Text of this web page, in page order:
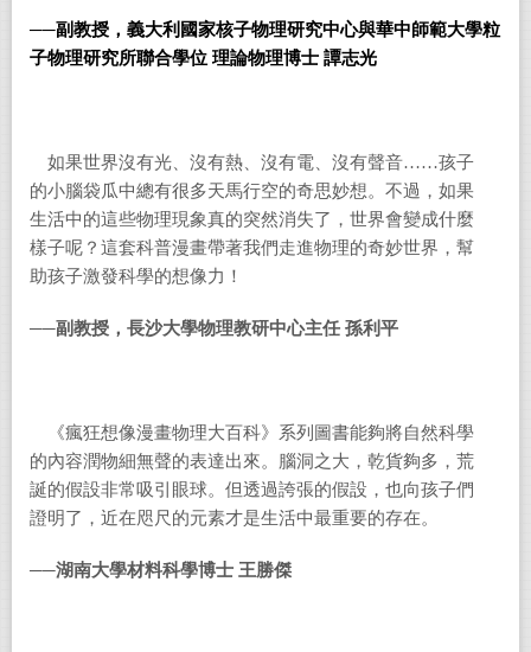
──副教授，義大利國家核子物理研究中心與華中師範大學粒
子物理研究所聯合學位 理論物理博士 譚志光
如果世界沒有光、沒有熱、沒有電、沒有聲音……孩子
的小腦袋瓜中總有很多天馬行空的奇思妙想。不過，如果
生活中的這些物理現象真的突然消失了，世界會變成什麼
樣子呢？這套科普漫畫帶著我們走進物理的奇妙世界，幫
助孩子激發科學的想像力！
──副教授，長沙大學物理教研中心主任 孫利平
《瘋狂想像漫畫物理大百科》系列圖書能夠將自然科學
的內容潤物細無聲的表達出來。腦洞之大，乾貨夠多，荒
誕的假設非常吸引眼球。但透過誇張的假設，也向孩子們
證明了，近在咫尺的元素才是生活中最重要的存在。
──湖南大學材料科學博士 王勝傑